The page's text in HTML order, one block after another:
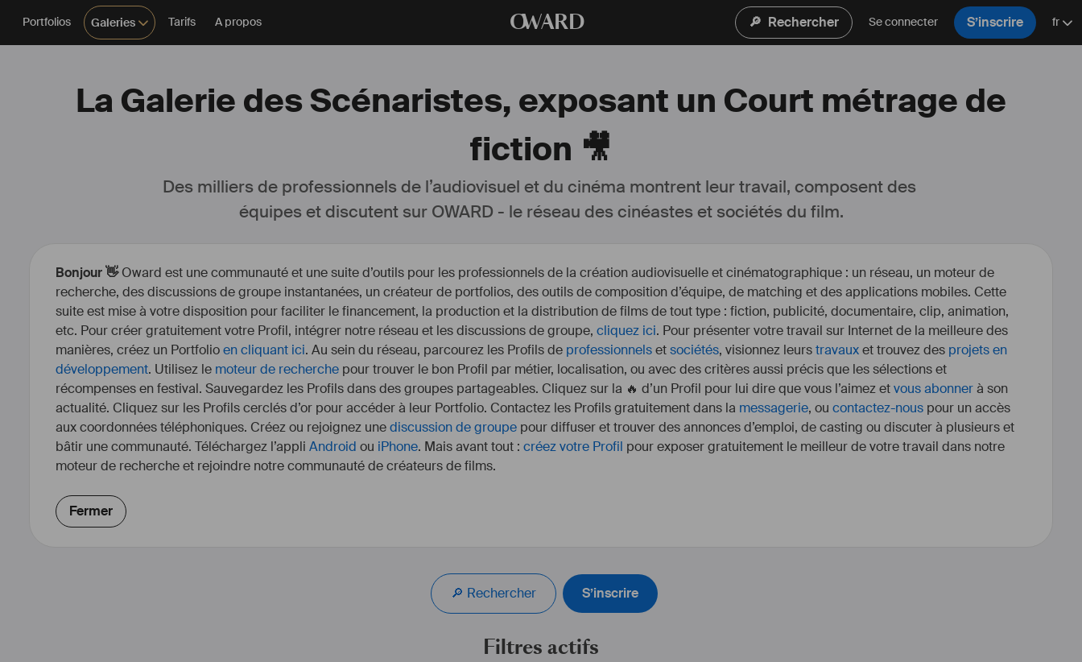
Portfolios Galeries Tarifs A propos OWARD 🔎 Rechercher Se connecter S’inscrire fr
La Galerie des Scénaristes, exposant un Court métrage de
fiction 🎥
Des milliers de professionnels de l’audiovisuel et du cinéma montrent leur travail, composent des
équipes et discutent sur OWARD - le réseau des cinéastes et sociétés du film.
Bonjour 👋Oward est une communauté et une suite d’outils pour les professionnels de la création audiovisuelle et cinématographique : un réseau, un moteur de
recherche, des discussions de groupe instantanées, un créateur de portfolios, des outils de composition d’équipe, de matching et des applications mobiles. Cette
suite est mise à votre disposition pour faciliter le financement, la production et la distribution de films de tout type : fiction, publicité, documentaire, clip, animation,
etc. Pour créer gratuitement votre Profil, intégrer notre réseau et les discussions de groupe, cliquez ici. Pour présenter votre travail sur Internet de la meilleure des
manières, créez un Portfolioen cliquant ici. Au sein du réseau, parcourez les Profils de professionnelsetsociétés, visionnez leurstravauxet trouvez des projets en
développement. Utilisez le moteur de recherche pour trouver le bon Profil par métier, localisation, ou avec des critères aussi précis que les sélections et
récompenses en festival. Sauvegardez les Profils dans des groupes partageables. Cliquez sur la 🔥 d’un Profil pour lui dire que vous l’aimez etvous abonnerà son
actualité. Cliquez sur les Profils cerclés d’or pour accéder à leur Portfolio. Contactez les Profils gratuitement dans la messagerie, ou contactez-nous pour un accès
aux coordonnées téléphoniques. Créez ou rejoignez unediscussion de groupe pour diffuser et trouver des annonces d’emploi, de casting ou discuter à plusieurs et
bâtir une communauté. Téléchargez l’appli Android ou iPhone. Mais avant tout : créez votre Profil pour exposer gratuitement le meilleur de votre travail dans notre
moteur de recherche et rejoindre notre communauté de créateurs de films.
Fermer
🔎 Rechercher S’inscrire
Filtres actifs